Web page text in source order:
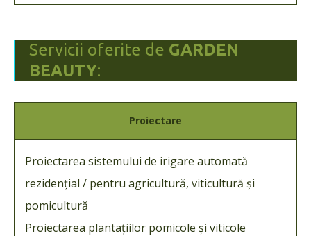
Servicii oferite de GARDEN
BEAUTY:
Proiectare
Proiectarea sistemului de irigare automată
rezidențial / pentru agricultură, viticultură și
pomicultură
Proiectarea plantațiilor pomicole și viticole